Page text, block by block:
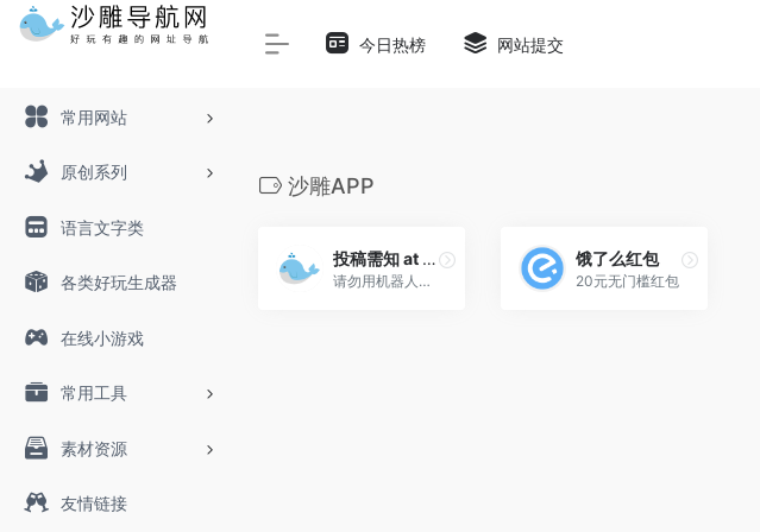
Warning: Array to string conversion in /www/wwwroot/shadiao.pro/wp-content/
常用网站
原创系列
语言文字类
各类好玩生成器
在线小游戏
常用工具
素材资源
友情链接
今日热榜 网站提交
沙雕APP
投稿需知 at NowTime
请勿用机器人刷无用的评论！...
饿了么红包
20元无门槛红包